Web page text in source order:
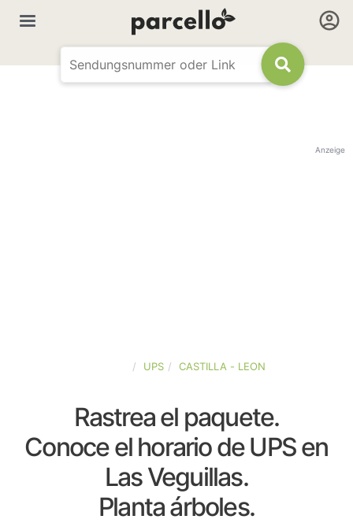
Anzeige
UPS CASTILLA - LEON
Rastrea el paquete.
Conoce el horario de UPS en
Las Veguillas.
Planta árboles.